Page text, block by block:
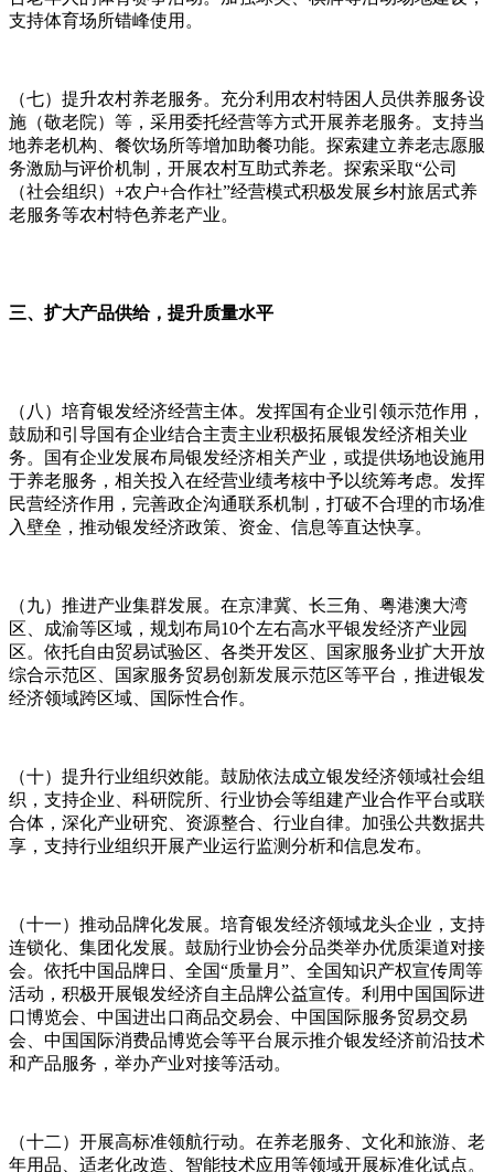
支持体育场所错峰使用。
（七）提升农村养老服务。充分利用农村特困人员供养服务设
施（敬老院）等，采用委托经营等方式开展养老服务。支持当
地养老机构、餐饮场所等增加助餐功能。探索建立养老志愿服
务激励与评价机制，开展农村互助式养老。探索采取“公司
（社会组织）+农户+合作社”经营模式积极发展乡村旅居式养
老服务等农村特色养老产业。
三、扩大产品供给，提升质量水平
（八）培育银发经济经营主体。发挥国有企业引领示范作用，
鼓励和引导国有企业结合主责主业积极拓展银发经济相关业
务。国有企业发展布局银发经济相关产业，或提供场地设施用
于养老服务，相关投入在经营业绩考核中予以统筹考虑。发挥
民营经济作用，完善政企沟通联系机制，打破不合理的市场准
入壁垒，推动银发经济政策、资金、信息等直达快享。
（九）推进产业集群发展。在京津冀、长三角、粤港澳大湾
区、成渝等区域，规划布局10个左右高水平银发经济产业园
区。依托自由贸易试验区、各类开发区、国家服务业扩大开放
综合示范区、国家服务贸易创新发展示范区等平台，推进银发
经济领域跨区域、国际性合作。
（十）提升行业组织效能。鼓励依法成立银发经济领域社会组
织，支持企业、科研院所、行业协会等组建产业合作平台或联
合体，深化产业研究、资源整合、行业自律。加强公共数据共
享，支持行业组织开展产业运行监测分析和信息发布。
（十一）推动品牌化发展。培育银发经济领域龙头企业，支持
连锁化、集团化发展。鼓励行业协会分品类举办优质渠道对接
会。依托中国品牌日、全国“质量月”、全国知识产权宣传周等
活动，积极开展银发经济自主品牌公益宣传。利用中国国际进
口博览会、中国进出口商品交易会、中国国际服务贸易交易
会、中国国际消费品博览会等平台展示推介银发经济前沿技术
和产品服务，举办产业对接等活动。
（十二）开展高标准领航行动。在养老服务、文化和旅游、老
年用品、适老化改造、智能技术应用等领域开展标准化试点。